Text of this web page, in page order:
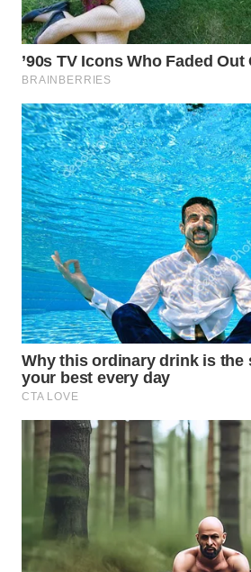
WN
PRIANGAN
TIMUR
SEMARANG
WN
SOLO
WN
BOROBUDUR
WN
MADURA
WN
SURABAYA
NATUNA
WN
BINTAN
WN